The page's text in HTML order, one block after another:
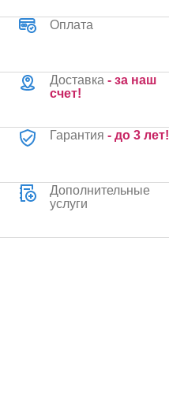
Оплата
Доставка - за наш
счет!
Гарантия - до 3 лет!
Дополнительные
услуги